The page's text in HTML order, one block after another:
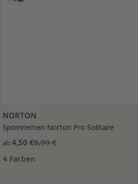
NORTON
Spornriemen Norton Pro Solitaire
ab 4,50 €8,99 €
4 Farben